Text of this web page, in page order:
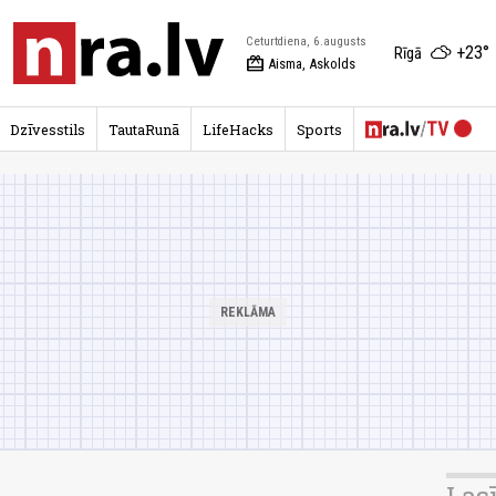
Ceturtdiena, 6.augusts
redeem Aisma, Askolds
Rīgā +23°
Dzīvesstils TautaRunā LifeHacks Sports